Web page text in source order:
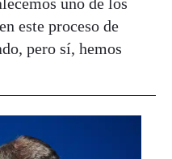
este proceso de
pero sí, hemos